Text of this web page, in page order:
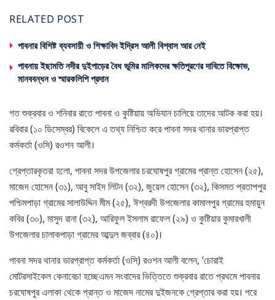
RELATED POST
পাবনার বিশিষ্ট ব্যবসায়ী ও শিক্ষাবিদ ইদ্রিস আলী বিশ্বাস আর নেই
পাবনায় ইছামতি নদীর দুইপাড়ের বৈধ ভূমির মালিকদের ক্ষতিপূরণের দাবিতে বিক্ষোভ,
মানববন্ধন ও স্মারকলিপি প্রদান
গত শুক্রবার ও শনিবার রাতে পাবনা ও কুষ্টিয়ায় অভিযান চালিয়ে তাদের আটক করা হয়।
রবিবার (১০ ডিসেম্বর) বিকেলে এ তথ্য নিশ্চিত করে পাবনা সদর থানার ভারপ্রাপ্ত
কর্মকর্তা (ওসি) রওশন আলী।
গ্রেপ্তারকৃতরা হলো, পাবনা সদর উপজেলার চরঘোষপুর গ্রামের প্রান্ত হোসেন (২৫),
মাজেদ হোসেন (৩১), আবু সাইদ লিটন (৩২), জুয়েল হোসেন (৩২), কিসমত প্রতাপপুর
পশ্চিমপাড়া গ্রামের সালাউদ্দিন মীম (২৫), ঈশ্বরদী উপজেলার কামালপুর গ্রামের হুমায়ুন
কবির (৩০), মাসুদ রানা (৩২), আরিফুল ইসলাম রাফেল (২৯) ও কুষ্টিয়ার কুমারখালী
উপজেলার চালাকপাড়া গ্রামের আব্দুল জব্বার (৪০)।
পাবনা সদর থানার ভারপ্রাপ্ত কর্মকর্তা (ওসি) রওশন আলী বলেন, ‘চোরাই
মোটরসাইকেল কেনাবেচা হচ্ছেএমন সংবাদের ভিত্তিতে শুক্রবার রাতে প্রথমে পাবনার
চরঘোষপুর এলাকা থেকে প্রান্ত ও মাজেদ নামের দুইজনকে গ্রেপ্তার করা হয়। পরে